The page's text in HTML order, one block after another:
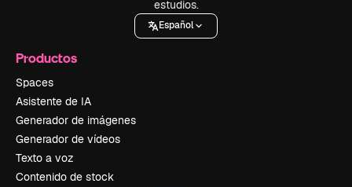
estudios.
Español
Productos
Spaces
Asistente de IA
Generador de imágenes
Generador de vídeos
Texto a voz
Contenido de stock